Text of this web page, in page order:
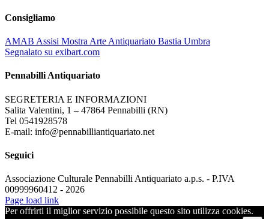
Consigliamo
AMAB Assisi Mostra Arte Antiquariato Bastia Umbra
Segnalato su exibart.com
Pennabilli Antiquariato
SEGRETERIA E INFORMAZIONI
Salita Valentini, 1 – 47864 Pennabilli (RN)
Tel 0541928578
E-mail: info@pennabilliantiquariato.net
Seguici
Associazione Culturale Pennabilli Antiquariato a.p.s. - P.IVA
00999960412 - 2026
Page load link
Per offrirti il miglior servizio possibile questo sito utilizza cookies.